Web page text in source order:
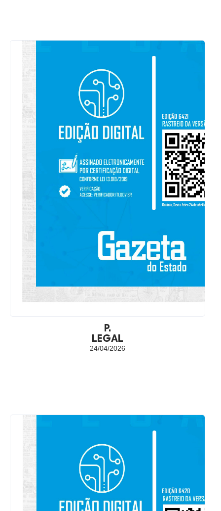
P.
LEGAL
24/04/2026